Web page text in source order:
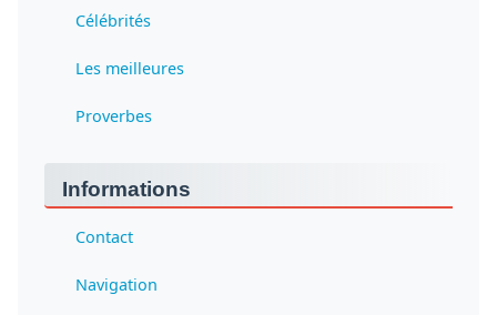
Célébrités
Les meilleures
Proverbes
Informations
Contact
Navigation